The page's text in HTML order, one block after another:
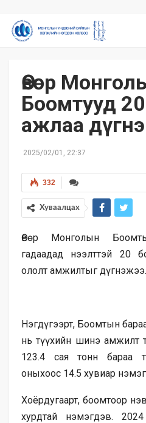
Өвөр
Боомтууд
ажлаа
2025/02/01, 22:37
332
Хуваалцах
Өвөр Монголын
гадаадад нээлттэй 20
ололт амжилтыг дүгнэжээ.
Нэгдүгээрт, Боомтын
нь түүхийн шинэ амжилт
123.4 сая тонн бараа
оныхоос 14.5 хувиар
Хоёрдугаарт, боомтоор
хурдтай нэмэгдэв.